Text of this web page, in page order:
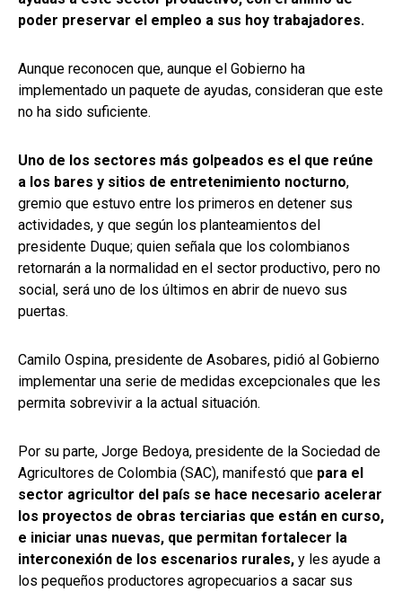
poder preservar el empleo a sus hoy trabajadores.
Aunque reconocen que, aunque el Gobierno ha
implementado un paquete de ayudas, consideran que este
no ha sido suficiente.
Uno de los sectores más golpeados es el que reúne
a los bares y sitios de entretenimiento nocturno,
gremio que estuvo entre los primeros en detener sus
actividades, y que según los planteamientos del
presidente Duque; quien señala que los colombianos
retornarán a la normalidad en el sector productivo, pero no
social, será uno de los últimos en abrir de nuevo sus
puertas.
Camilo Ospina, presidente de Asobares, pidió al Gobierno
implementar una serie de medidas excepcionales que les
permita sobrevivir a la actual situación.
Por su parte, Jorge Bedoya, presidente de la Sociedad de
Agricultores de Colombia (SAC), manifestó que para el
sector agricultor del país se hace necesario acelerar
los proyectos de obras terciarias que están en curso,
e iniciar unas nuevas, que permitan fortalecer la
interconexión de los escenarios rurales, y les ayude a
los pequeños productores agropecuarios a sacar sus